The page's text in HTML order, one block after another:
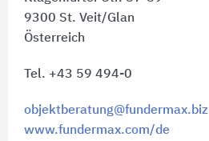
9300 St. Veit/Glan
Österreich
Tel. +43 59 494-0
objektberatung@fundermax.biz
www.fundermax.com/de